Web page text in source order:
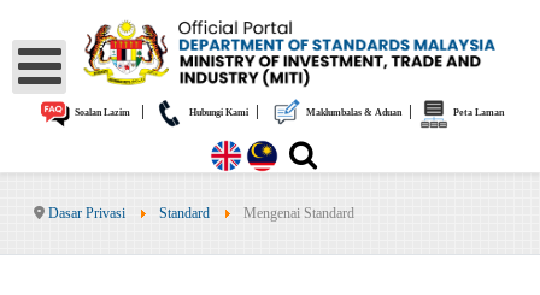
Soalan Lazim| Hubungi Kami| Maklumbalas & Aduan| Peta Laman
Dasar Privasi Standard Mengenai Standard